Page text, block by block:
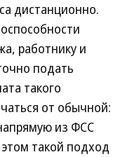
дистанционно.
работнику и
подать
такого
от обычной:
из ФСС
такой подход